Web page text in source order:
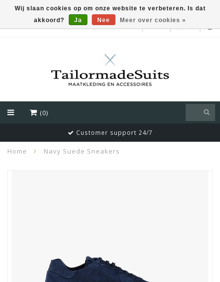
EUR
(0)
Customer support 24/7
Home Navy Suede Sneakers
Wij slaan cookies op om onze website te verbeteren. Is dat
akkoord?
Ja Nee Meer over cookies »